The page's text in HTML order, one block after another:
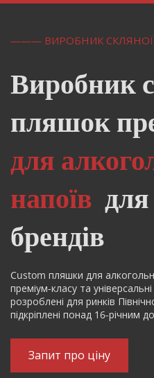
——— ВИРОБНИК СКЛЯНОЇ
Виробник
для
напоїв для
брендів
Custom пляшки для
преміум-класу та
розроблені для ринків
підкріплені понад 16-річним
Запит про ціну